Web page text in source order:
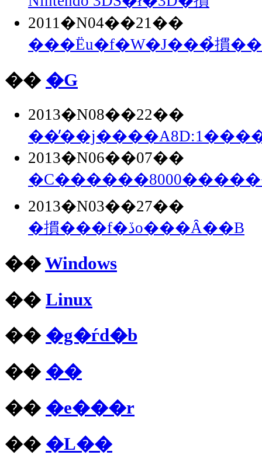
2011�N04��21��
���Ёu�f�W�J���̉摜
�� �G
2013�N08��22��
2013�N06��07��
2013�N03��27��
�摜���f�ڏo���Ȃ��B
��Windows
�� Linux
�� �g�ѓd�b
�� ��
�� �e���r
�� �L��